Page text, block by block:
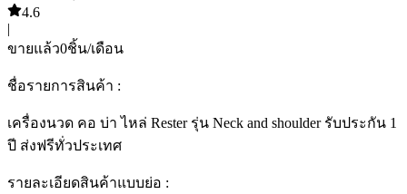
4.6
|
ขายแล้ว0ชิ้น/เดือน
ชื่อรายการสินค้า :
เครื่องนวด คอ บ่า ไหล่ Rester รุ่น Neck and shoulder รับประกัน 1
ปี ส่งฟรีทั่วประเทศ
รายละเอียดสินค้าแบบย่อ :